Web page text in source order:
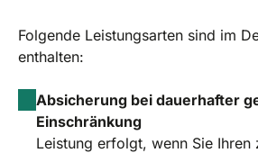
Folgende Leistungsarten sind im
enthalten:
Absicherung bei dauerhafter
Einschränkung
Leistung erfolgt, wenn Sie Ihren